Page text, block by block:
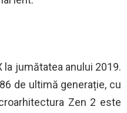
la jumătatea anului 2019.
de ultimă generație, cu
Zen 2 este